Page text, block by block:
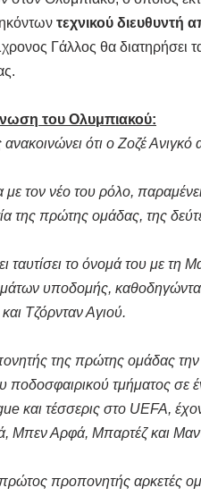
τεχνικού διευθυντή
Γάλλος θα διατηρήσει
του Ολυμπιακού:
ότι ο Ζοζέ
τον νέο του ρόλο,
της πρώτης ομάδας, της
ταυτίσει το όνομά του με τη
υποδομής,
Τζόρνταν Αγιού.
της πρώτης ομάδας την
ποδοσφαιρικού τμήματος
και τέσσερις στο UEFA,
Μπεν Αρφά, Μπαρτέζ και
προπονητής αρκετές